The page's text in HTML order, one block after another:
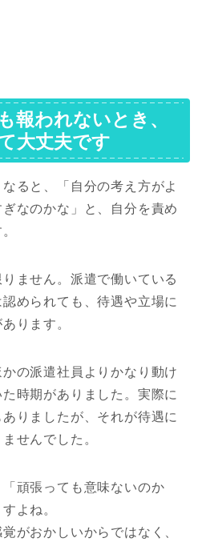
報われないとき、
大丈夫です
ると、「自分の考え方がよ
なのかな」と、自分を責め
ません。派遣で働いている
められても、待遇や立場に
ります。
の派遣社員よりかなり動け
時期がありました。実際に
りましたが、それが待遇に
せんでした。
頑張っても意味ないのか
よね。
がおかしいからではなく、